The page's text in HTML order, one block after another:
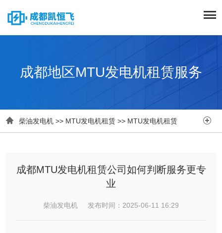
成都地区MTU发电机租赁服务
 柴油发电机 >> MTU发电机租赁 >> MTU发电机租赁 
成都MTU发电机租赁公司如何判断服务更专
业
柴油发电机 发布时间：2025-06-11 16:29